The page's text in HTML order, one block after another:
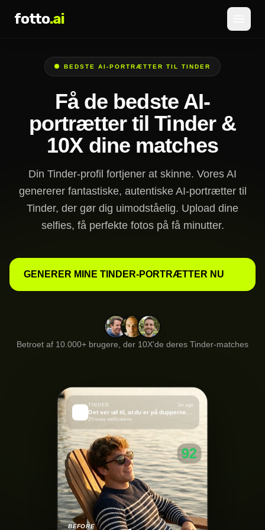
fotto.ai
Priser
BEDSTE AI-PORTRÆTTER TIL TINDER
Få de bedste AI-
portrætter til Tinder &
10X dine matches
Din Tinder-profil fortjener at skinne. Vores AI
genererer fantastiske, autentiske AI-portrætter til
Tinder, der gør dig uimodståelig. Upload dine
selfies, få perfekte fotos på få minutter.
GENERER MINE TINDER-PORTRÆTTER NU
Betroet af 10.000+ brugere, der 10X'de deres Tinder-matches
BEFORE
92
TINDER 1m ago
Det ser ud til, at du er på dupperne i dag!
20 more notifications